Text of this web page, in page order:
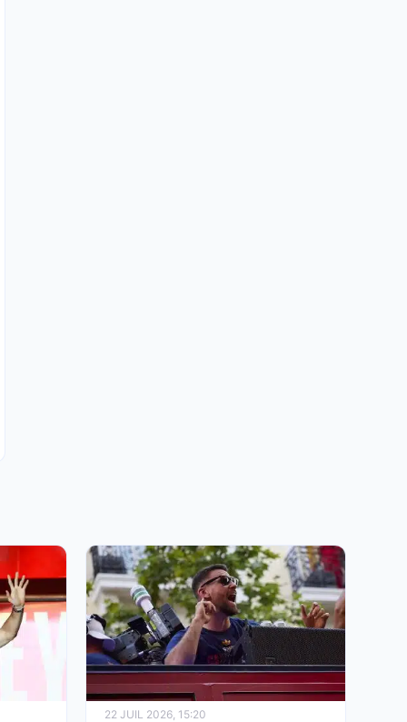
22 JUIL 2026, 15:20